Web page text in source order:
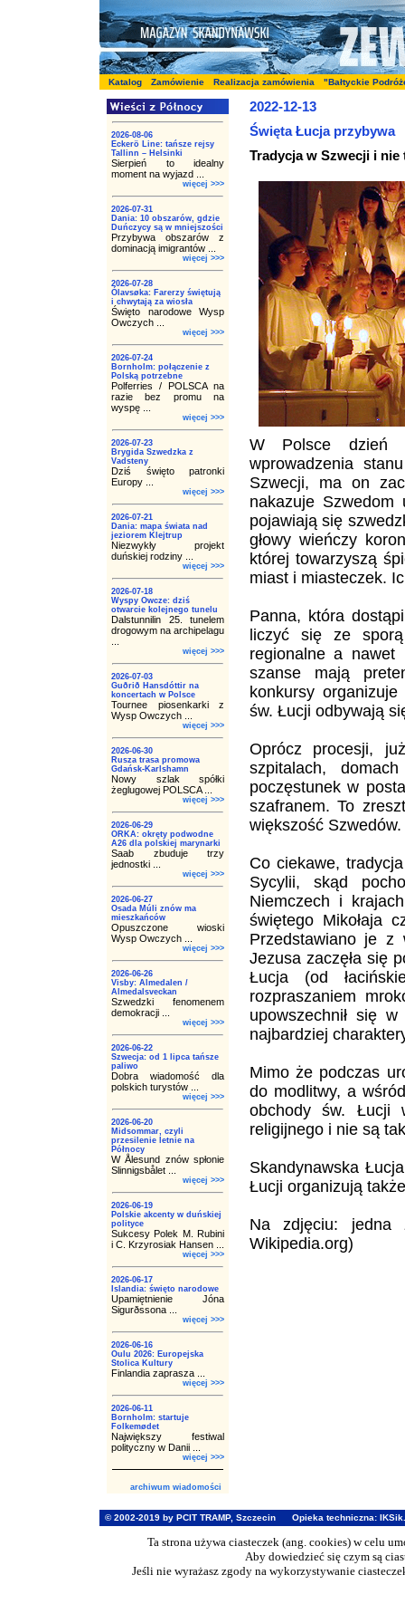
Katalog Zamówienie Realizacja zamówienia "Bałtyckie
2026-08-06
Eckerö Line: tańsze rejsy
Tallinn – Helsinki
Sierpień to idealny
moment na wyjazd ...
więcej >>>
2026-07-31
Dania: 10 obszarów, gdzie
Duńczycy są w mniejszości
Przybywa obszarów z
dominacją imigrantów ...
więcej >>>
2026-07-28
Ólavsøka: Farerzy świętują
i chwytają za wiosła
Święto narodowe Wysp
Owczych ...
więcej >>>
2026-07-24
Bornholm: połączenie z
Polską potrzebne
Polferries / POLSCA na
razie bez promu na
wyspę ...
więcej >>>
2026-07-23
Brygida Szwedzka z
Vadsteny
Dziś święto patronki
Europy ...
więcej >>>
2026-07-21
Dania: mapa świata nad
jeziorem Klejtrup
Niezwykły projekt
duńskiej rodziny ...
więcej >>>
2026-07-18
Wyspy Owcze: dziś
otwarcie kolejnego tunelu
Dalstunnilin 25. tunelem
drogowym na archipelagu
więcej >>>
2026-07-03
Guðrið Hansdóttir na
koncertach w Polsce
Tournee piosenkarki z
Wysp Owczych ...
więcej >>>
2026-06-30
Rusza trasa promowa
Gdańsk-Karlshamn
Nowy szlak spółki
żeglugowej POLSCA ...
więcej >>>
2026-06-29
ORKA: okręty podwodne
A26 dla polskiej marynarki
Saab zbuduje trzy
jednostki ...
więcej >>>
2026-06-27
Osada Múli znów ma
mieszkańców
Opuszczone wioski
Wysp Owczych ...
więcej >>>
2026-06-26
Visby: Almedalen /
Almedalsveckan
Szwedzki fenomenem
demokracji ...
więcej >>>
2026-06-22
Szwecja: od 1 lipca tańsze
paliwo
Dobra wiadomość dla
polskich turystów ...
więcej >>>
2026-06-20
Midsommar, czyli
przesilenie letnie na
Północy
W Ålesund znów spłonie
Slinnigsbålet ...
więcej >>>
2026-06-19
Polskie akcenty w duńskiej
polityce
Sukcesy Polek M. Rubini
i C. Krzyrosiak Hansen ...
więcej >>>
2026-06-17
Islandia: święto narodowe
Upamiętnienie Jóna
Sigurðssona ...
więcej >>>
2026-06-16
Oulu 2026: Europejska
Stolica Kultury
Finlandia zaprasza ...
więcej >>>
2026-06-11
Bornholm: startuje
Folkemødet
Największy festiwal
polityczny w Danii ...
więcej >>>
archiwum wiadomości
2022-12-13
Święta Łucja przybywa
Tradycja w Szwecji i nie
W Polsce dzień
wprowadzenia
Szwecji, ma on
nakazuje
pojawiają się
głowy wieńczy
której towarzyszą
miast i miasteczek.
Panna, która
liczyć się ze
regionalne a nawet
szanse mają
konkursy
św. Łucji odbywają
Oprócz procesji,
szpitalach,
poczęstunek w
szafranem. To
większość Szwedów.
Co ciekawe,
Sycylii, skąd
Niemczech i
świętego Mikołaja
Przedstawiano je z
Jezusa zaczęła się
Łucja (od
rozpraszaniem
upowszechnił się
najbardziej
Mimo że podczas
do modlitwy, a
obchody św. Łucji
religijnego i nie są
Skandynawska
Łucji organizują
Na zdjęciu: jedna
Wikipedia.org)
© 2002-2019 by PCIT TRAMP, Szczecin Opieka techniczna:
Ta strona używa ciasteczek (ang. cookies) w celu
Aby dowiedzieć się czym są
Jeśli nie wyrażasz zgody na wykorzystywanie